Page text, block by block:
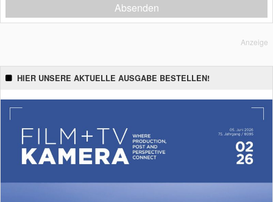
Absenden
Anzeige
HIER UNSERE AKTUELLE AUSGABE BESTELLEN!